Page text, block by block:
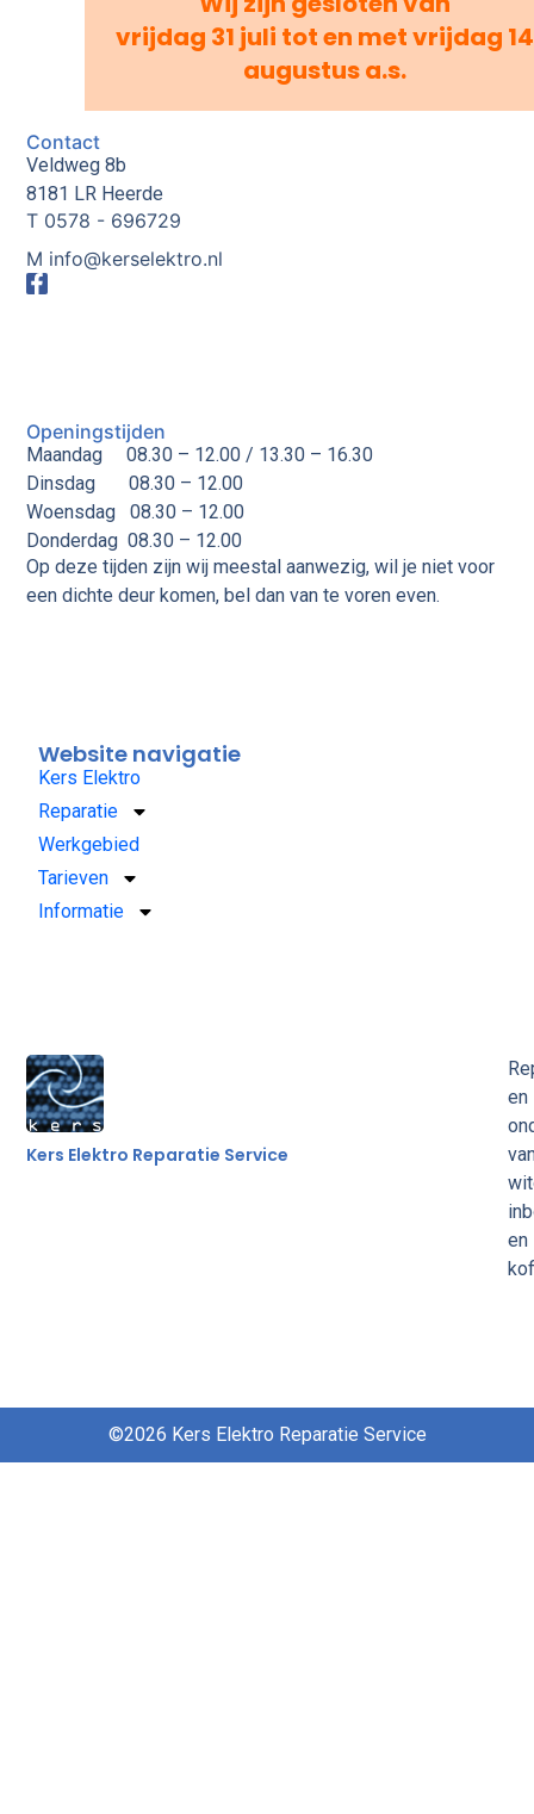
Kers Elektro Reparatie Service
en
en
Contact
Veldweg 8b
8181 LR Heerde
T 0578 - 696729
M info@kerselektro.nl
Openingstijden
Maandag 08.30 – 12.00 / 13.30 – 16.30
Dinsdag08.30 – 12.00
Woensdag08.30 – 12.00
Donderdag08.30 – 12.00
Op deze tijden zijn wij meestal aanwezig, wil je niet voor
een dichte deur komen, bel dan van te voren even.
Website navigatie
Kers Elektro
Reparatie
Werkgebied
Tarieven
Informatie
©2026 Kers Elektro Reparatie Service
vrijdag 31 juli tot en met vrijdag 14
augustus a.s.